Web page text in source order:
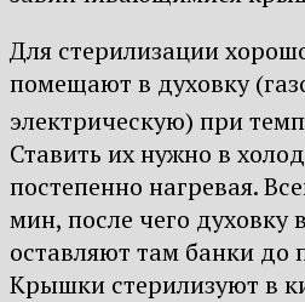
Для стерилизации
помещают в духовку
электрическую) при
Ставить их нужно в
постепенно нагревая.
мин, после чего
оставляют там банки до
Крышки стерилизуют в